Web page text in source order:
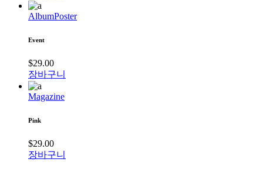
AlbumPoster
Event
$29.00
장바구니
Magazine
Pink
$29.00
장바구니